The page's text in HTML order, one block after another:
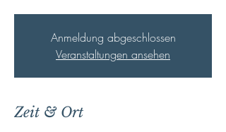
Anmeldung abgeschlossen
Veranstaltungen ansehen
Zeit & Ort